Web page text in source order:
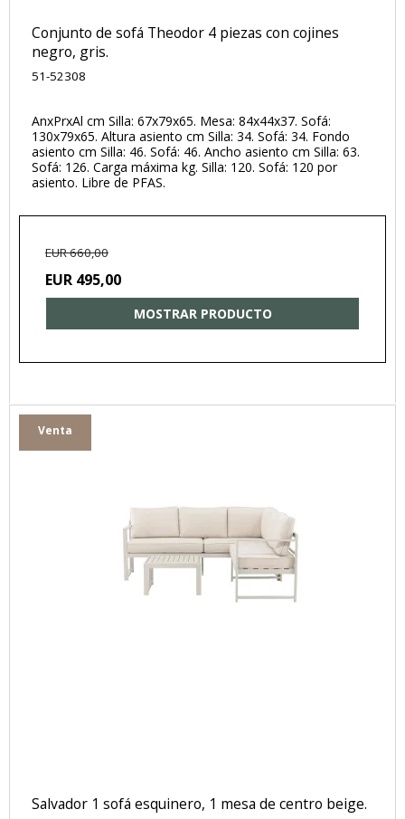
Conjunto de sofá Theodor 4 piezas con cojines
negro, gris.
51-52308
AnxPrxAl cm Silla: 67x79x65. Mesa: 84x44x37. Sofá:
130x79x65. Altura asiento cm Silla: 34. Sofá: 34. Fondo
asiento cm Silla: 46. Sofá: 46. Ancho asiento cm Silla: 63.
Sofá: 126. Carga máxima kg. Silla: 120. Sofá: 120 por
asiento. Libre de PFAS.
EUR 660,00
EUR 495,00
MOSTRAR PRODUCTO
Venta
Salvador 1 sofá esquinero, 1 mesa de centro beige.